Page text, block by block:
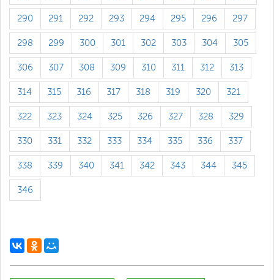
290 291 292 293 294 295 296 297
298 299 300 301 302 303 304 305
306 307 308 309 310 311 312 313
314 315 316 317 318 319 320 321
322 323 324 325 326 327 328 329
330 331 332 333 334 335 336 337
338 339 340 341 342 343 344 345
346